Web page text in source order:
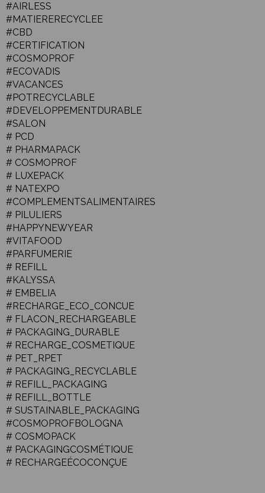
#AIRLESS
#MATIERERECYCLEE
#CBD
#CERTIFICATION
#COSMOPROF
#ECOVADIS
#VACANCES
#POTRECYCLABLE
#DEVELOPPEMENTDURABLE
#SALON
# PCD
# PHARMAPACK
# COSMOPROF
# LUXEPACK
# NATEXPO
#COMPLEMENTSALIMENTAIRES
# PILULIERS
#HAPPYNEWYEAR
#VITAFOOD
#PARFUMERIE
# REFILL
#KALYSSA
# EMBELIA
#RECHARGE_ECO_CONCUE
# FLACON_RECHARGEABLE
# PACKAGING_DURABLE
# RECHARGE_COSMETIQUE
# PET_RPET
# PACKAGING_RECYCLABLE
# REFILL_PACKAGING
# REFILL_BOTTLE
# SUSTAINABLE_PACKAGING
#COSMOPROFBOLOGNA
# COSMOPACK
# PACKAGINGCOSMÉTIQUE
# RECHARGEÉCOCONÇUE